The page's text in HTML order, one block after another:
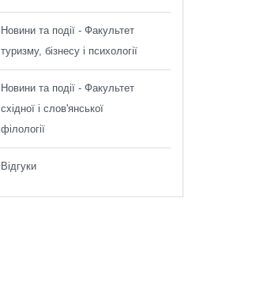
Новини та події - Факультет
туризму, бізнесу і психології
Новини та події - Факультет
східної і слов'янської
філології
Відгуки